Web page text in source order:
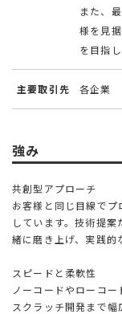
また、
様を見
を目指し
主要取引先 各企業
強み
共創型アプローチ
お客様と同じ目線で
しています。技術提
緒に磨き上げ、実践的
スピードと柔軟性
ノーコードやローコ
スクラッチ開発まで